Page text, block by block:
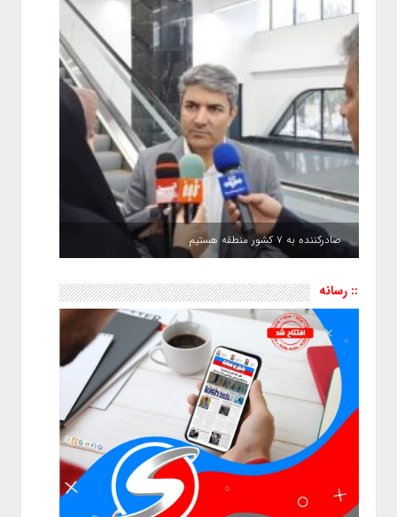
صادرکننده به ۷ کشور منطقه هستیم
:: رسانه